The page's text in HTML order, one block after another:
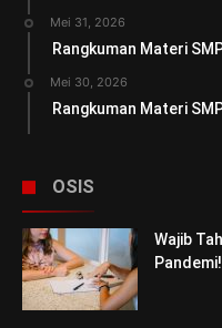
Mei 31, 2026
Rangkuman Materi
Mei 30, 2026
Rangkuman Materi
OSIS
Wajib
Pandemi!